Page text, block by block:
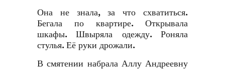
Она не знала, за что схватиться.
Бегала по квартире. Открывала
шкафы. Швыряла одежду. Роняла
стулья. Её руки дрожали.
В смятении набрала Аллу Андреевну